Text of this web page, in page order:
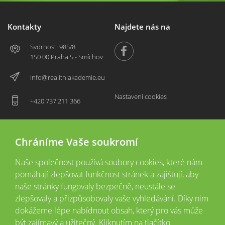
Kontakty
Svornosti 985/8
150 00 Praha 5 - Smíchov
info@realitniakademie.eu
+420 737 211 366
Najdete nás na
Nastavení cookies
2026 © CopyrightVšechna práva vyhrazena
Tyto webové stránky jsou provozovány společností Realitní akademie České
Chráníme Vaše soukromí
Naše společnost používá soubory cookies, které nám
pomáhají zlepšovat funkčnost stránek a zajištují, aby
naše stránky fungovaly bezpečně, neustále se
zlepšovaly a přizpůsobovaly vaše vyhledávání. Díky nim
dokážeme lépe nabídnout obsah, který pro vás může
být zajímavý a užitečný. Kliknutím na tlačítko